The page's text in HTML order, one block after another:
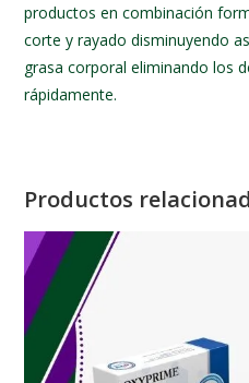
productos en combinación
corte y rayado disminuyendo
grasa corporal eliminando los
rápidamente.
Productos